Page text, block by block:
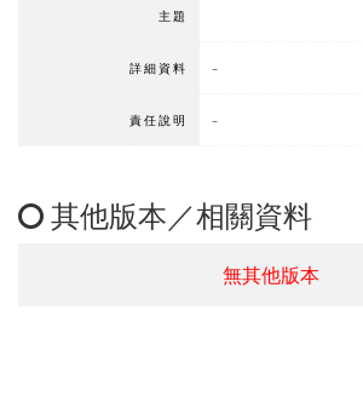
主題
詳細資料 -
責任說明 -
其他版本／相關資料
無其他版本